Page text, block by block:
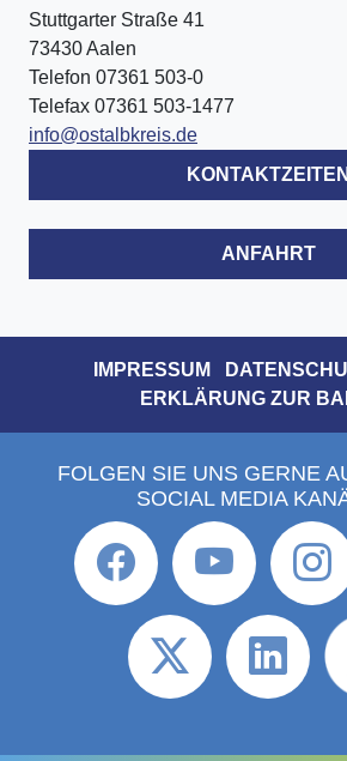
Stuttgarter Straße 41
73430 Aalen
Telefon 07361 503-0
Telefax 07361 503-1477
info@ostalbkreis.de
KONTAKTZEITEN
ANFAHRT
IMPRESSUM
ERKLÄRUNG ZUR
FOLGEN SIE UNS GERNE
SOCIAL MEDIA